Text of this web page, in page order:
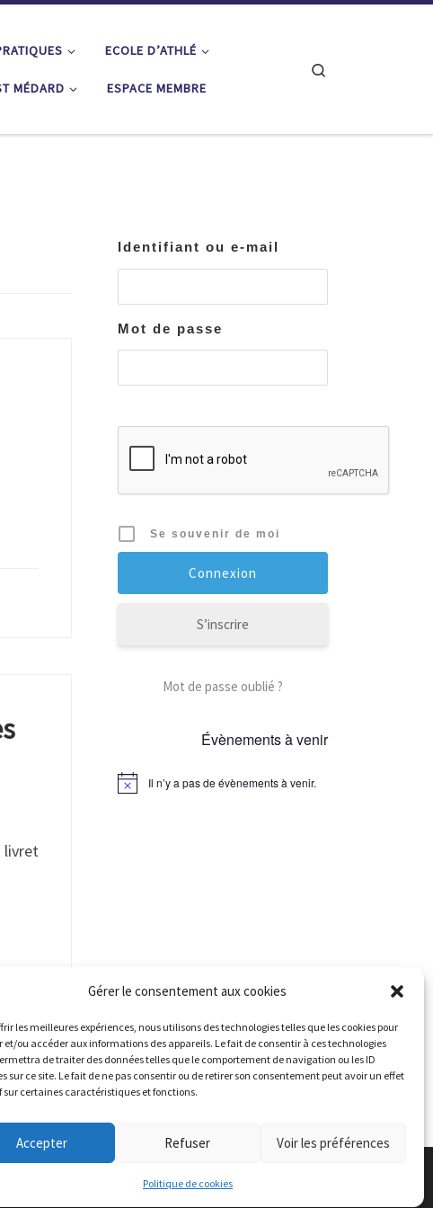
Gérer le consentement aux cookies
les meilleures expériences, nous utilisons des technologies telles que les cookies pour
et/ou accéder aux informations des appareils. Le fait de consentir à ces technologies
de traiter des données telles que le comportement de navigation ou les ID
sur ce site. Le fait de ne pas consentir ou de retirer son consentement peut avoir un effet
sur certaines caractéristiques et fonctions.
Accepter Refuser Voir les préférences
Politique de cookies
ECOLE D’ATHLÉ
MÉDARD ESPACE MEMBRE
livret
Identifiant ou e-mail
Mot de passe
Se souvenir de moi
S’inscrire
Mot de passe oublié ?
Évènements à venir
Il n’y a pas de évènements à venir.